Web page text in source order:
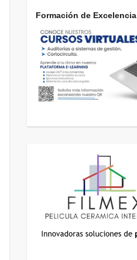
Formación de Excelencia